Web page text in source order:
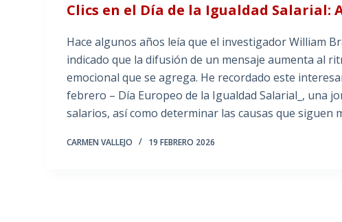
Clics en el Día de la Igualdad Salarial:
Hace algunos años leía que el investigador William
indicado que la difusión de un mensaje aumenta al
emocional que se agrega. He recordado este
febrero – Día Europeo de la Igualdad Salarial_, una
salarios, así como determinar las causas que siguen
CARMEN VALLEJO 19 FEBRERO 2026